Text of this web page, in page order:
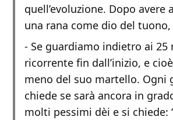
quell’evoluzione. Dopo
una rana come dio del
- Se guardiamo indietro ai 25
ricorrente fin dall’inizio, e
meno del suo martello. Ogni
chiede se sarà ancora in
molti pessimi dèi e si chiede: